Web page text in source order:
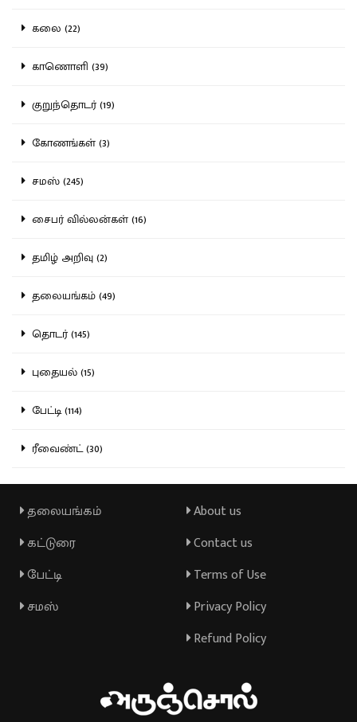
கலை (22)
காணொளி (39)
குறுந்தொடர் (19)
கோணங்கள் (3)
சமஸ் (245)
சைபர் வில்லன்கள் (16)
தமிழ் அறிவு (2)
தலையங்கம் (49)
தொடர் (145)
புதையல் (15)
பேட்டி (114)
ரீவைண்ட் (30)
தலையங்கம்
கட்டுரை
பேட்டி
சமஸ்
About us
Contact us
Terms of Use
Privacy Policy
Refund Policy